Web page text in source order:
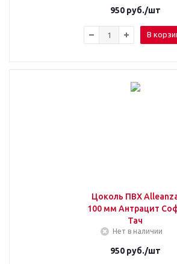
950руб./шт
В
Цоколь ПВХ
100 мм Антрацит
Тач
Нет в наличии
950руб./шт